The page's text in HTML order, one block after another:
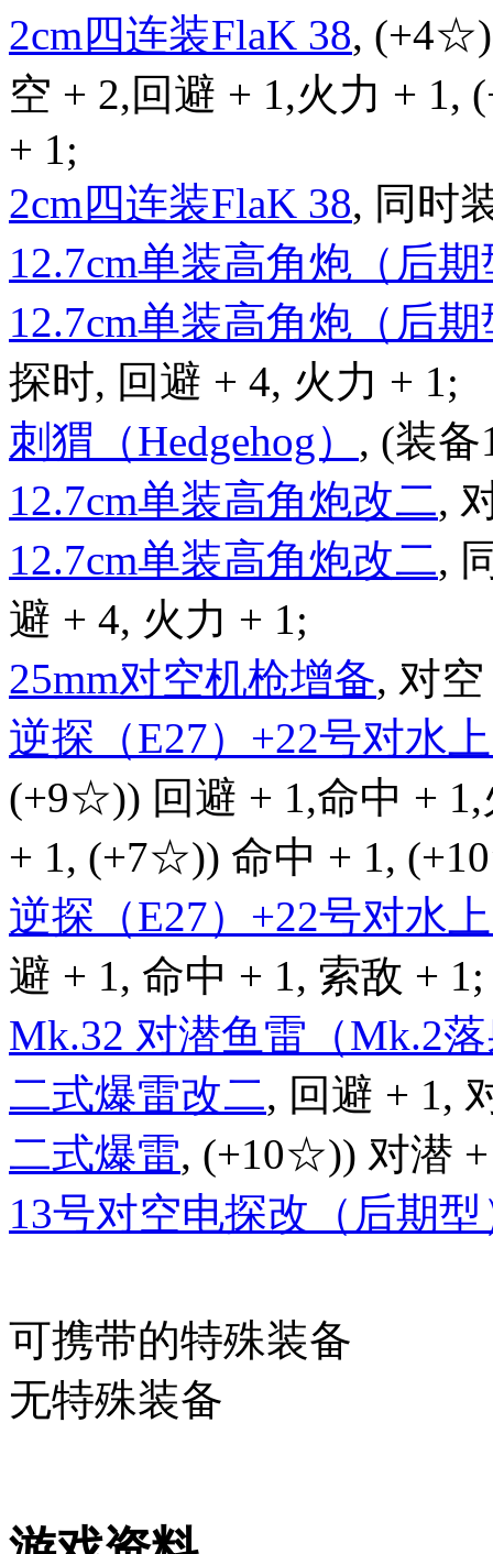
2cm四连装FlaK 38,
空 + 2,回避 + 1,火力 + 1,
+ 1;
2cm四连装FlaK 38, 同时
12.7cm单装高角炮（后
12.7cm单装高角炮（后
探时, 回避 + 4, 火力 + 1;
刺猬（Hedgehog） , (装备
12.7cm单装高角炮改二,
12.7cm单装高角炮改二,
避 + 4, 火力 + 1;
25mm对空机枪增备, 对
逆探（E27）+22号对水
(+9☆)) 回避 + 1,命中 +
+ 1, (+7☆)) 命中 + 1,
逆探（E27）+22号对水
避 + 1, 命中 + 1, 索敌 + 1;
Mk.32 对潜鱼雷（Mk.2
二式爆雷改二, 回避 + 1,
二式爆雷, (+10☆)) 对潜
13号对空电探改（后期型
可携带的特殊装备
无特殊装备